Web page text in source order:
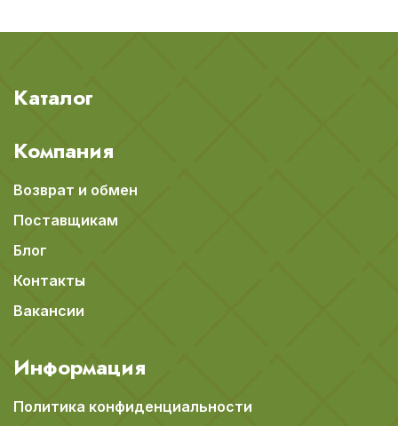
Каталог
Компания
Возврат и обмен
Поставщикам
Блог
Контакты
Вакансии
Информация
Политика конфиденциальности